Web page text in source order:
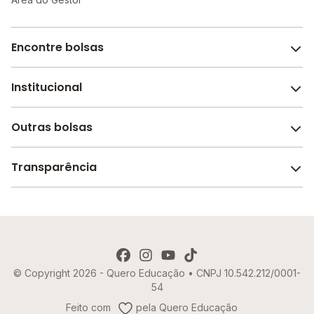
Encontre bolsas
Melhores escolas de São Paulo
Escolas por cidade e bairro
Institucional
Sobre o Melhor Escola
Revista Melhor Escola
Outras bolsas
Faculdades e universidades
Transparência
Política de Cookies
© Copyright 2026 - Quero Educação • CNPJ 10.542.212/0001-
54
Feito com
pela Quero Educação